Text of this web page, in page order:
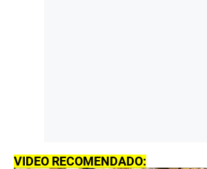
VIDEO RECOMENDADO: